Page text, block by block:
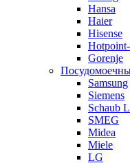
Hansa
Haier
Hisense
Gorenje
Samsung
Siemens
Schaub
SMEG
Midea
Miele
LG